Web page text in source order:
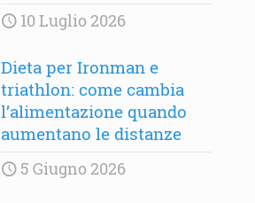
10 Luglio 2026
Dieta per Ironman e
triathlon: come cambia
l’alimentazione quando
aumentano le distanze
5 Giugno 2026